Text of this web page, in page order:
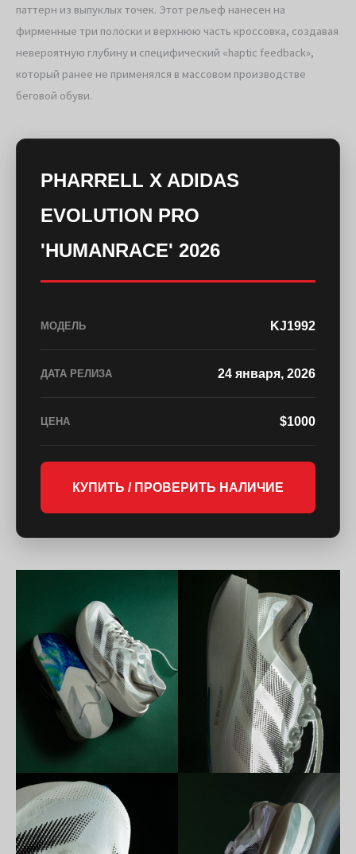
паттерн из выпуклых точек. Этот рельеф нанесен на
фирменные три полоски и верхнюю часть кроссовка, создавая
невероятную глубину и специфический «haptic feedback»,
который ранее не применялся в массовом производстве
беговой обуви.
PHARRELL X ADIDAS
EVOLUTION PRO
'HUMANRACE' 2026
МОДЕЛЬ KJ1992
ДАТА РЕЛИЗА 24 января, 2026
ЦЕНА $1000
КУПИТЬ / ПРОВЕРИТЬ НАЛИЧИЕ